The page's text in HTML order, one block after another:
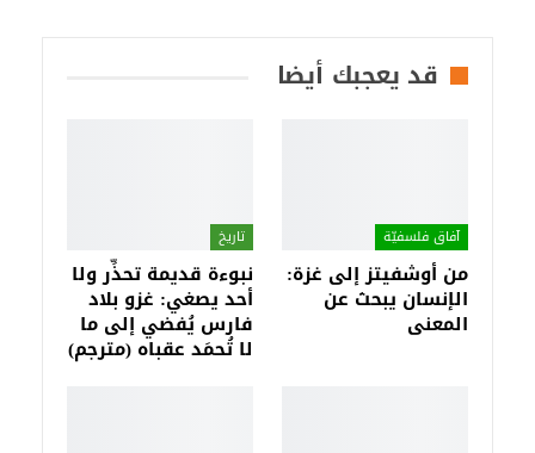
قد يعجبك أيضا
آفاق فلسفيّة‎
من أوشفيتز إلى غزة:
الإنسان يبحث عن
المعنى
تاريخ
نبوءة قديمة تحذِّر ولا
أحد يصغي: غزو بلاد
فارس يُفضي إلى ما
لا تُحمَد عقباه (مترجم)